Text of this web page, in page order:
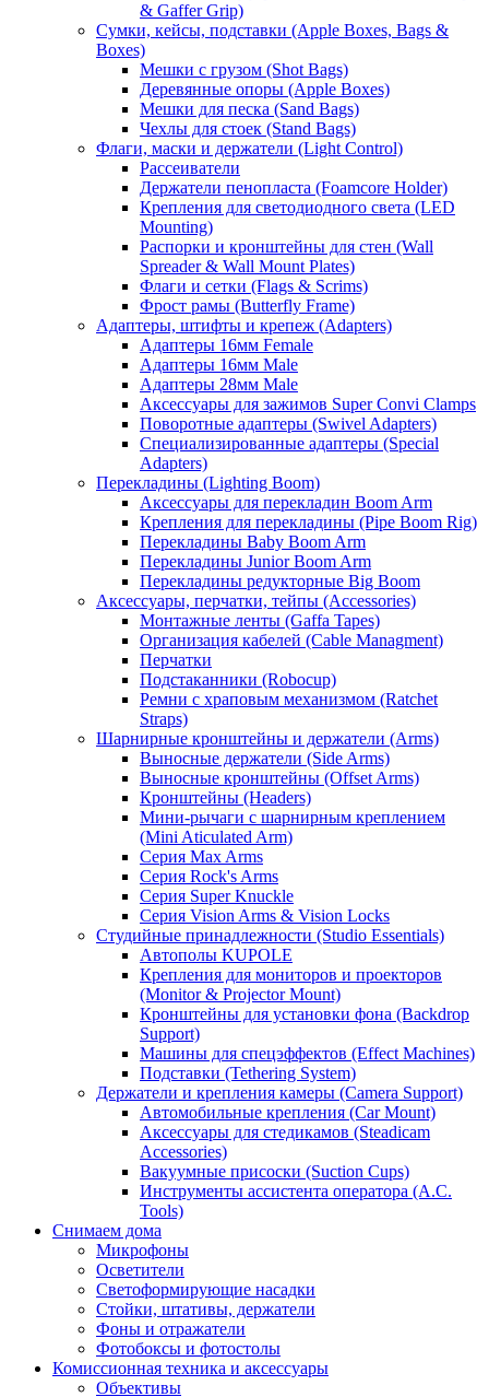
& Gaffer Grip)
Сумки, кейсы, подставки (Apple Boxes, Bags &
Boxes)
Мешки с грузом (Shot Bags)
Деревянные опоры (Apple Boxes)
Мешки для песка (Sand Bags)
Чехлы для стоек (Stand Bags)
Флаги, маски и держатели (Light Control)
Рассеиватели
Держатели пенопласта (Foamcore Holder)
Крепления для светодиодного света (LED
Mounting)
Распорки и кронштейны для стен (Wall
Spreader & Wall Mount Plates)
Флаги и сетки (Flags & Scrims)
Фрост рамы (Butterfly Frame)
Адаптеры, штифты и крепеж (Adapters)
Адаптеры 16мм Female
Адаптеры 16мм Male
Адаптеры 28мм Male
Аксессуары для зажимов Super Convi Clamps
Поворотные адаптеры (Swivel Adapters)
Специализированные адаптеры (Special
Adapters)
Перекладины (Lighting Boom)
Аксессуары для перекладин Boom Arm
Крепления для перекладины (Pipe Boom Rig)
Перекладины Baby Boom Arm
Перекладины Junior Boom Arm
Перекладины редукторные Big Boom
Аксессуары, перчатки, тейпы (Accessories)
Монтажные ленты (Gaffa Tapes)
Организация кабелей (Cable Managment)
Перчатки
Подстаканники (Robocup)
Ремни с храповым механизмом (Ratchet
Straps)
Шарнирные кронштейны и держатели (Arms)
Выносные держатели (Side Arms)
Выносные кронштейны (Offset Arms)
Кронштейны (Headers)
Мини-рычаги с шарнирным креплением
(Mini Aticulated Arm)
Серия Max Arms
Серия Rock's Arms
Серия Super Knuckle
Серия Vision Arms & Vision Locks
Студийные принадлежности (Studio Essentials)
Автополы KUPOLE
Крепления для мониторов и проекторов
(Monitor & Projector Mount)
Кронштейны для установки фона (Backdrop
Support)
Машины для спецэффектов (Effect Machines)
Подставки (Tethering System)
Держатели и крепления камеры (Camera Support)
Автомобильные крепления (Car Mount)
Аксессуары для стедикамов (Steadicam
Accessories)
Вакуумные присоски (Suction Cups)
Инструменты ассистента оператора (A.C.
Tools)
Снимаем дома
Микрофоны
Осветители
Светоформирующие насадки
Стойки, штативы, держатели
Фоны и отражатели
Фотобоксы и фотостолы
Комиссионная техника и аксессуары
Объективы